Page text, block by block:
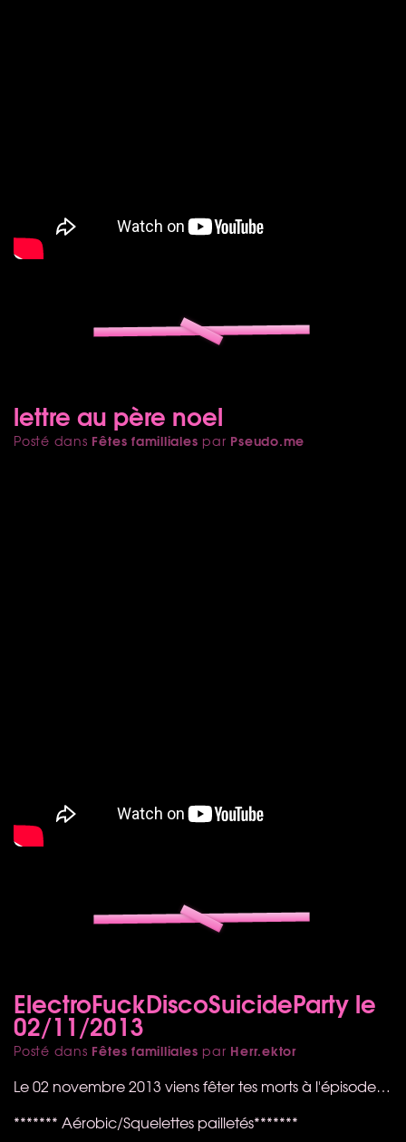
lettre au père noel
Posté dans Fêtes familliales par Pseudo.me
ElectroFuckDiscoSuicideParty le
02/11/2013
Posté dans Fêtes familliales par Herr.ektor
Le 02 novembre 2013 viens fêter tes morts à l'épisode…
******* Aérobic/Squelettes pailletés*******